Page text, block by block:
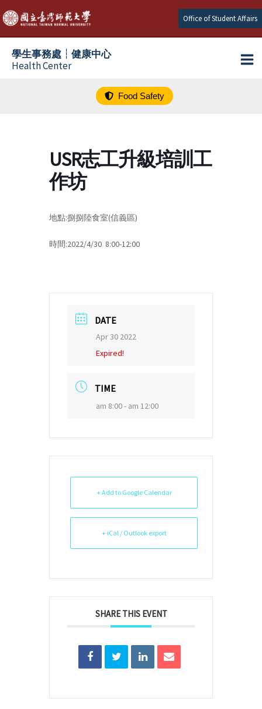
跳
至
主
Office of Student Affairs
學生事務處┆健康中心
Health Center
Food Safety
USR志工升級培訓工
作坊
地點:捌捌陸食室(信義區)
時間:2022/4/30 8:00-12:00
DATE
Apr 30 2022
Expired!
TIME
am 8:00 - am 12:00
+ Add to Google Calendar
+ iCal / Outlook export
SHARE THIS EVENT